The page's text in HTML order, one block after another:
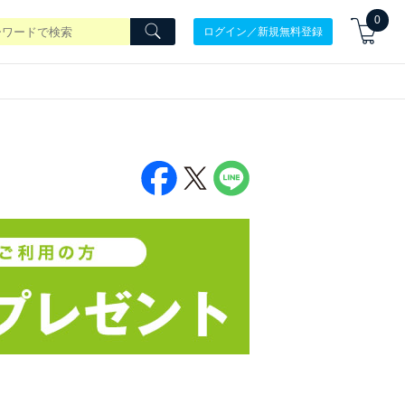
ログイン／新規無料登録
0